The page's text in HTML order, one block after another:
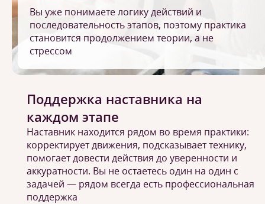
Вы уже понимаете логику действий и
последовательность этапов, поэтому практика
становится продолжением теории, а не
стрессом
Поддержка наставника на
каждом этапе
Наставник находится рядом во время практики:
корректирует движения, подсказывает технику,
помогает довести действия до уверенности и
аккуратности. Вы не остаетесь один на один с
задачей — рядом всегда есть профессиональная
поддержка